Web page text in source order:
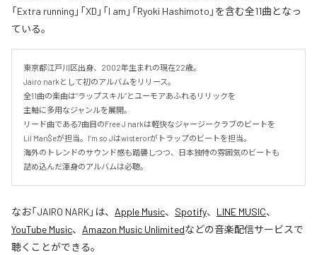
「Extra running」「XD」「I am」「Ryoki Hashimoto」を含む全11曲となっ
ている。
東京都江戸川区出身、2002年生まれの現在22歳。
Jairo narkとして初のアルバムをリリース。
全11曲の楽曲は”ラップスキル”とユーモアあふれるリリックを
主軸に多用なジャンルを展開。
リード曲である7曲目のFree J narkは軽快なジャージークラブのビートを
Lil Man$eが担当。I’m so Jはwisterorがトラップのビートを担当。
海外のトレンドのサウンド感も踏襲しつつ、日本独特の雰囲気のビートも
詰め込んだ渾身のアルバムは必聴。
なお「JAIRO NARK」は、 Apple Music、 Spotify、 LINE MUSIC、
YouTube Music、 Amazon Music Unlimitedなどの音楽配信サービスで
聴くことができる。